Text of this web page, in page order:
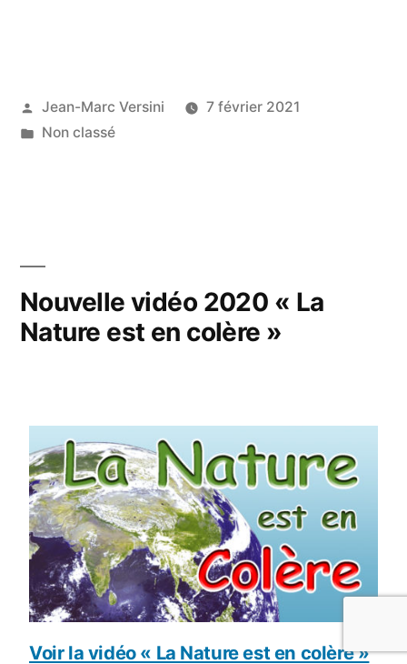
Jean-Marc Versini
7 février 2021
Non classé
Nouvelle vidéo 2020 « La
Nature est en colère »
Voir la vidéo « La Nature est en colère »